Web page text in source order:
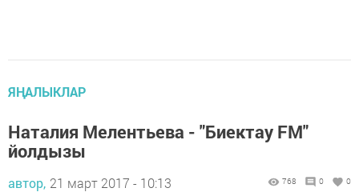
ЯҢАЛЫКЛАР
Наталия Мелентьева - "Биектау FM"
йолдызы
автор, 21 март 2017 - 10:13 768 0 0